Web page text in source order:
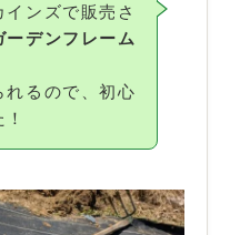
ンズで販売さ
ーデンフレーム
れるので、初心